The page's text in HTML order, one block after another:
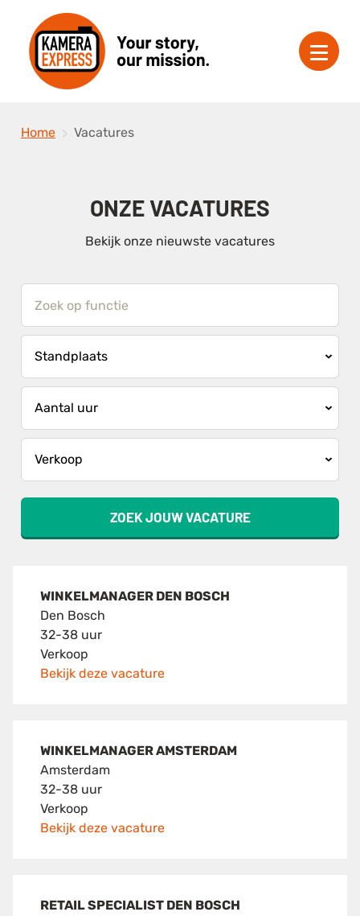
Home Vacatures
ONZE VACATURES
Bekijk onze nieuwste vacatures
ZOEK JOUW VACATURE
WINKELMANAGER DEN BOSCH
Den Bosch
32-38 uur
Verkoop
Bekijk deze vacature
WINKELMANAGER AMSTERDAM
Amsterdam
32-38 uur
Verkoop
Bekijk deze vacature
RETAIL SPECIALIST DEN BOSCH